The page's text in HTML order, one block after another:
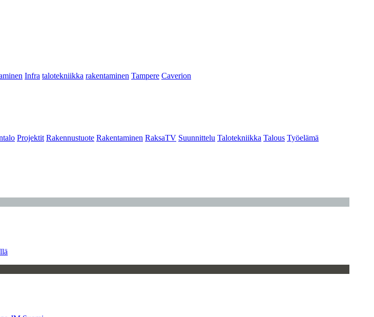
Infra talotekniikka rakentaminen Tampere Caverion
Projektit Rakennustuote Rakentaminen RaksaTV Suunnittelu Talotekniikka Talous Työelämä